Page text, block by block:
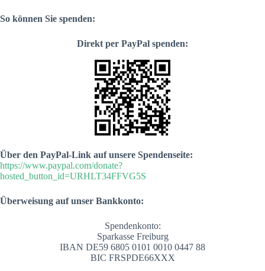
So können Sie spenden:
Direkt per PayPal spenden:
Über den PayPal-Link auf unsere Spendenseite:
https://www.paypal.com/donate?
hosted_button_id=URHLT34FFVG5S
Überweisung auf unser Bankkonto:
Spendenkonto:
Sparkasse Freiburg
IBAN DE59 6805 0101 0010 0447 88
BIC FRSPDE66XXX